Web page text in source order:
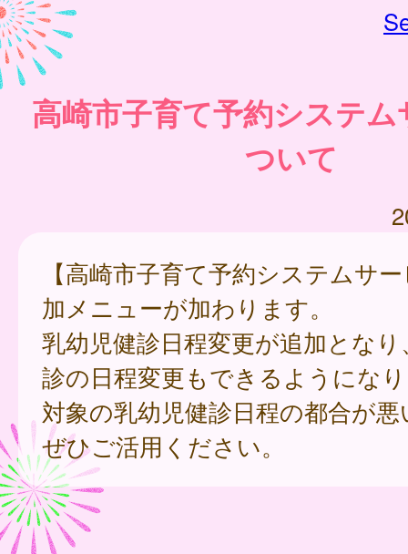
高崎市子育て予約システ
ついて
【高崎市子育て予約システムサ
加メニューが加わります。
乳幼児健診日程変更が追加とな
診の日程変更もできるようにな
対象の乳幼児健診日程の都合が
ぜひご活用ください。